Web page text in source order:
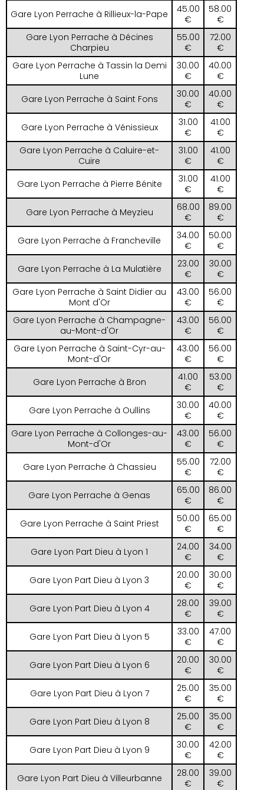
Gare Lyon Perrache à Rillieux-la-Pape
45.00
€
58.00
€
Gare Lyon Perrache à Décines
Charpieu
55.00
€
72.00
€
Gare Lyon Perrache à Tassin la Demi
Lune
30.00
€
40.00
€
Gare Lyon Perrache à Saint Fons
30.00
€
40.00
€
Gare Lyon Perrache à Vénissieux
31.00
€
41.00
€
Gare Lyon Perrache à Caluire-et-
Cuire
31.00
€
41.00
€
Gare Lyon Perrache à Pierre Bénite
31.00
€
41.00
€
Gare Lyon Perrache à Meyzieu
68.00
€
89.00
€
Gare Lyon Perrache à Francheville
34.00
€
50.00
€
Gare Lyon Perrache à La Mulatière
23.00
€
30.00
€
Gare Lyon Perrache à Saint Didier au
Mont d'Or
43.00
€
56.00
€
Gare Lyon Perrache à Champagne-
au-Mont-d'Or
43.00
€
56.00
€
Gare Lyon Perrache à Saint-Cyr-au-
Mont-d'Or
43.00
€
56.00
€
Gare Lyon Perrache à Bron
41.00
€
53.00
€
Gare Lyon Perrache à Oullins
30.00
€
40.00
€
Gare Lyon Perrache à Collonges-au-
Mont-d'Or
43.00
€
56.00
€
Gare Lyon Perrache à Chassieu
55.00
€
72.00
€
Gare Lyon Perrache à Genas
65.00
€
86.00
€
Gare Lyon Perrache à Saint Priest
50.00
€
65.00
€
Gare Lyon Part Dieu à Lyon 1
24.00
€
34.00
€
Gare Lyon Part Dieu à Lyon 3
20.00
€
30.00
€
Gare Lyon Part Dieu à Lyon 4
28.00
€
39.00
€
Gare Lyon Part Dieu à Lyon 5
33.00
€
47.00
€
Gare Lyon Part Dieu à Lyon 6
20.00
€
30.00
€
Gare Lyon Part Dieu à Lyon 7
25.00
€
35.00
€
Gare Lyon Part Dieu à Lyon 8
25.00
€
35.00
€
Gare Lyon Part Dieu à Lyon 9
30.00
€
42.00
€
Gare Lyon Part Dieu à Villeurbanne
28.00
€
39.00
€